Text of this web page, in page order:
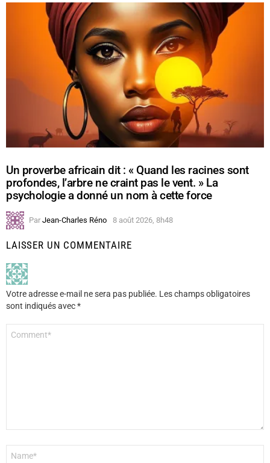
Un proverbe africain dit : « Quand les racines sont
profondes, l’arbre ne craint pas le vent. » La
psychologie a donné un nom à cette force
Par Jean-Charles Réno 8 août 2026, 8h48
LAISSER UN COMMENTAIRE
Votre adresse e-mail ne sera pas publiée. Les champs obligatoires
sont indiqués avec*